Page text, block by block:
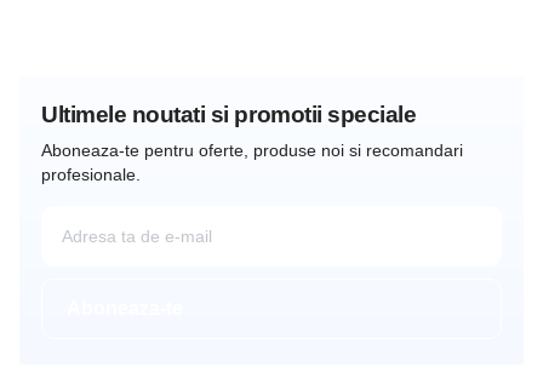
Ultimele noutati si promotii speciale